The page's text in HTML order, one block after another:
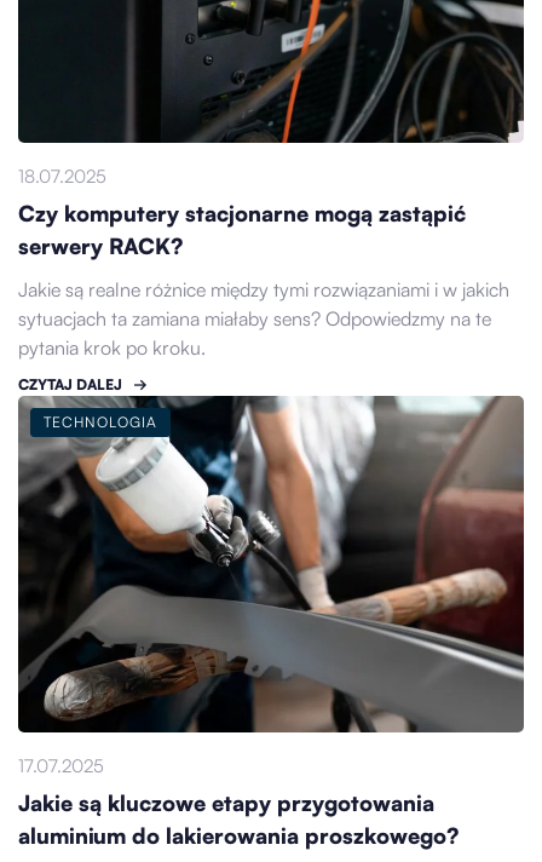
18.07.2025
Czy komputery stacjonarne mogą zastąpić
serwery RACK?
Jakie są realne różnice między tymi rozwiązaniami i w jakich
sytuacjach ta zamiana miałaby sens? Odpowiedzmy na te
pytania krok po kroku.
CZYTAJ DALEJ
TECHNOLOGIA
17.07.2025
Jakie są kluczowe etapy przygotowania
aluminium do lakierowania proszkowego?